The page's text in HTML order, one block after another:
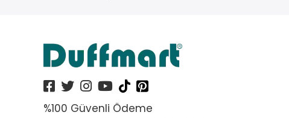
%100 Güvenli Ödeme